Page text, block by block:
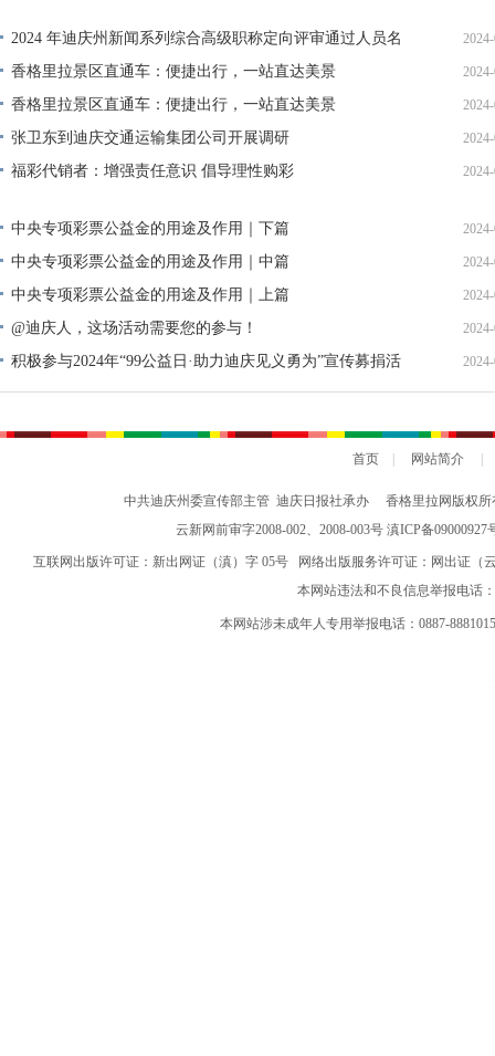
2024 年迪庆州新闻系列综合高级职称定向评审通过人员名
单公示
香格里拉景区直通车：便捷出行，一站直达美景
香格里拉景区直通车：便捷出行，一站直达美景
张卫东到迪庆交通运输集团公司开展调研
福彩代销者：增强责任意识 倡导理性购彩
中央专项彩票公益金的用途及作用｜下篇
中央专项彩票公益金的用途及作用｜中篇
中央专项彩票公益金的用途及作用｜上篇
@迪庆人，这场活动需要您的参与！
积极参与2024年“99公益日·助力迪庆见义勇为”宣传募捐活
动倡议书